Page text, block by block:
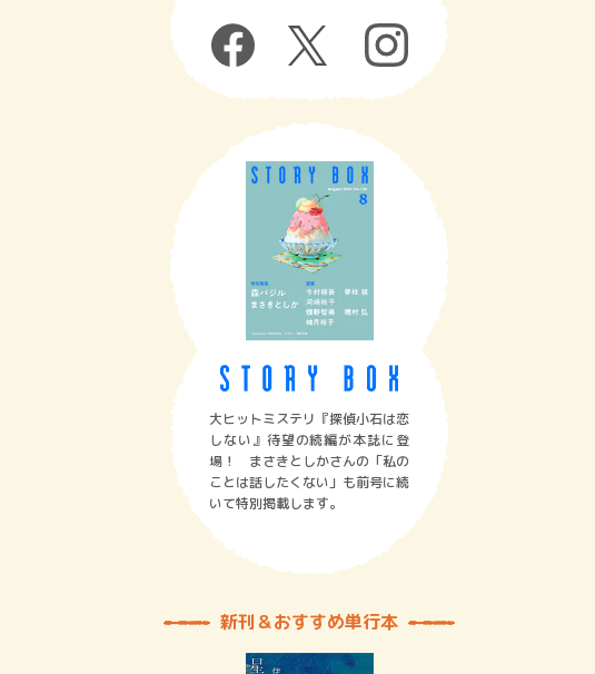
大ヒットミステリ『探偵小石は恋
しない』待望の続編が本誌に登
場！ まさきとしかさんの「私の
ことは話したくない」も前号に続
いて特別掲載します。
新刊＆おすすめ単行本